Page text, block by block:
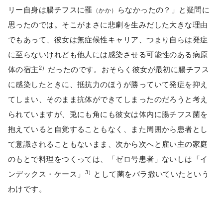
リー自身は腸チフスに罹
（かか）
らなかったの？」と疑問に
思ったのでは。そこがまさに悲劇を生みだした大きな理由
でもあって、彼女は無症候性キャリア、つまり自らは発症
に至らないけれども他人には感染させる可能性のある病原
体の宿主2）
だったのです。おそらく彼女が最初に腸チフス
に感染したときに、抵抗力のほうが勝っていて発症を抑え
てしまい、そのまま抗体ができてしまったのだろうと考え
られていますが、兎にも角にも彼女は体内に腸チフス菌を
抱えていると自覚することもなく、また周囲から患者とし
て意識されることもないまま、次から次へと雇い主の家庭
のもとで料理をつくっては、「ゼロ号患者」ないしは「イ
ンデックス・ケース」
3）
として菌をバラ撒いていたという
わけです。